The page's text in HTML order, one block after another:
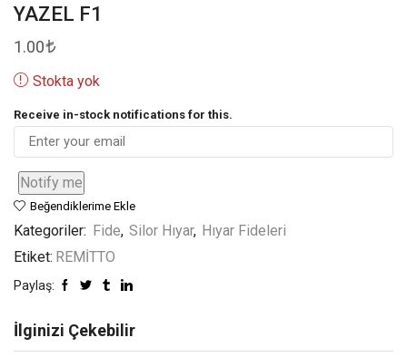
YAZEL F1
1.00
Stokta yok
Receive in-stock notifications for this.
Notify me
Beğendiklerime Ekle
Kategoriler: Fide, Silor Hıyar, Hıyar Fideleri
Etiket: REMİTTO
Paylaş:
İlginizi Çekebilir